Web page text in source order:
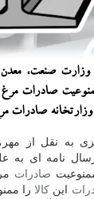
وزارت صنعت،
صادرات مرغ
به نقل از
نامه ای به
صادرات
این كالارا